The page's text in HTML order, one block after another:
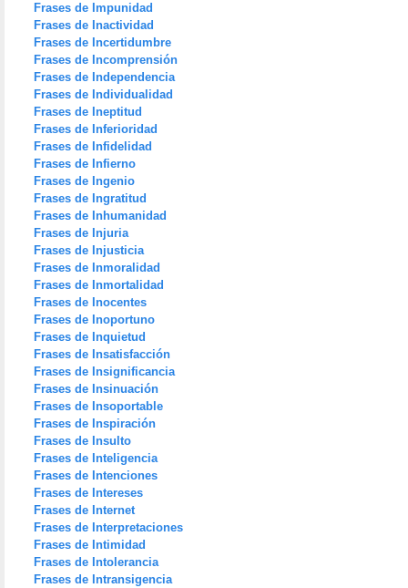
Frases de Impunidad
Frases de Inactividad
Frases de Incertidumbre
Frases de Incomprensión
Frases de Independencia
Frases de Individualidad
Frases de Ineptitud
Frases de Inferioridad
Frases de Infidelidad
Frases de Infierno
Frases de Ingenio
Frases de Ingratitud
Frases de Inhumanidad
Frases de Injuria
Frases de Injusticia
Frases de Inmoralidad
Frases de Inmortalidad
Frases de Inocentes
Frases de Inoportuno
Frases de Inquietud
Frases de Insatisfacción
Frases de Insignificancia
Frases de Insinuación
Frases de Insoportable
Frases de Inspiración
Frases de Insulto
Frases de Inteligencia
Frases de Intenciones
Frases de Intereses
Frases de Internet
Frases de Interpretaciones
Frases de Intimidad
Frases de Intolerancia
Frases de Intransigencia